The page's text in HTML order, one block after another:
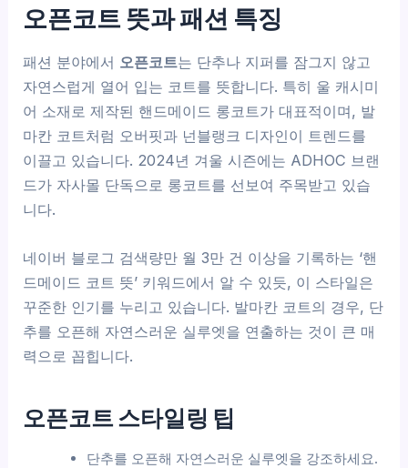
오픈코트 뜻과 패션 특징
패션 분야에서 오픈코트는 단추나 지퍼를 잠그지 않고
자연스럽게 열어 입는 코트를 뜻합니다. 특히 울 캐시미
어 소재로 제작된 핸드메이드 롱코트가 대표적이며, 발
마칸 코트처럼 오버핏과 넌블랭크 디자인이 트렌드를
이끌고 있습니다. 2024년 겨울 시즌에는 ADHOC 브랜
드가 자사몰 단독으로 롱코트를 선보여 주목받고 있습
니다.
네이버 블로그 검색량만 월 3만 건 이상을 기록하는 ‘핸
드메이드 코트 뜻’ 키워드에서 알 수 있듯, 이 스타일은
꾸준한 인기를 누리고 있습니다. 발마칸 코트의 경우, 단
추를 오픈해 자연스러운 실루엣을 연출하는 것이 큰 매
력으로 꼽힙니다.
오픈코트 스타일링 팁
단추를 오픈해 자연스러운 실루엣을 강조하세요.